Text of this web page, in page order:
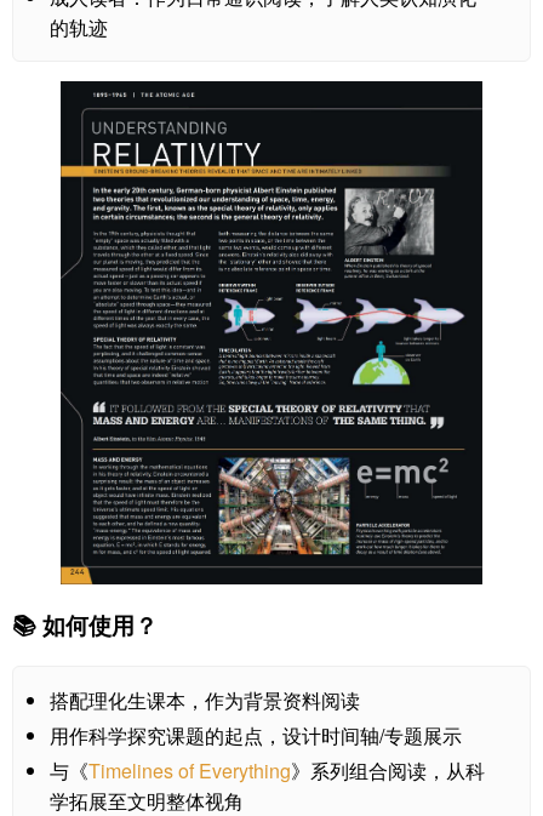
的轨迹
📚 如何使用？
搭配理化生课本，作为背景资料阅读
用作科学探究课题的起点，设计时间轴/专题展示
与《Timelines of Everything》系列组合阅读，从科
学拓展至文明整体视角